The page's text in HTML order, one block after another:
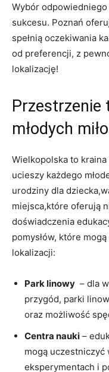
Wybór
sukcesu. ⁤Poznań
spełnią oczekiwania⁢
od ​preferencji, ⁣z
lokalizację!
Przestrzenie
młodych
Wielkopolska to
‌ucieszy każdego
urodziny dla
miejsca,które oferują
doświadczenia‍
pomysłów,⁢ które
lokalizacji:
Park linowy
– dla
przygód, parki
oraz możliwość
Centra nauki ​–
mogą uczestniczyć
eksperymentach ⁣i​